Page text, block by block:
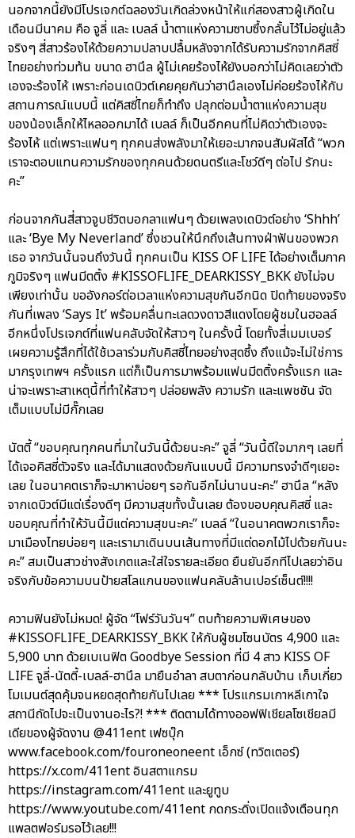
นอกจากนี้ยังมีโปรเจกต์ฉลองวันเกิดล่วงหน้าให้แก่สองสาวผู้เกิดใน
เดือนมีนาคม คือ จูลี่ และ เบลล์ น้ำตาแห่งความซาบซึ้งกลั้นไว้ไม่อยู่แล้ว
จริงๆ สี่สาวร้องไห้ด้วยความปลาบปลื้มหลังจากได้รับความรักจากคิสซี่
ไทยอย่างท่วมท้น ขนาด ฮานึล ผู้ไม่เคยร้องไห้ยังบอกว่าไม่คิดเลยว่าตัว
เองจะร้องไห้ เพราะก่อนเดบิวต์เคยคุยกันว่าฮานึลเองไม่ค่อยร้องไห้กับ
สถานการณ์แบบนี้ แต่คิสซี่ไทยก็ทำถึง ปลุกต่อมน้ำตาแห่งความสุข
ของน้องเล็กให้ไหลออกมาได้ เบลล์ ก็เป็นอีกคนที่ไม่คิดว่าตัวเองจะ
ร้องไห้ แต่เพราะแฟนๆ ทุกคนส่งพลังมาให้เยอะมากจนสัมผัสได้ “พวก
เราจะตอบแทนความรักของทุกคนด้วยดนตรีและโชว์ดีๆ ต่อไป รักนะ
คะ”
ก่อนจากกันสี่สาวจูบชีวิตบอกลาแฟนๆ ด้วยเพลงเดบิวต์อย่าง ‘Shhh’
และ ‘Bye My Neverland’ ซึ่งชวนให้นึกถึงเส้นทางฝ่าฟันของพวก
เธอ จากวันนั้นจนถึงวันนี้ ทุกคนเป็น KISS OF LIFE ได้อย่างเต็มภาค
ภูมิจริงๆ แฟนมีตติ้ง #KISSOFLIFE_DEARKISSY_BKK ยังไม่จบ
เพียงเท่านั้น ขออังกอร์ต่อเวลาแห่งความสุขกันอีกนิด ปิดท้ายของจริง
กันที่เพลง ‘Says It’ พร้อมคลื่นทะเลดวงดาวสีแดงโดยผู้ชมในฮอลล์
อีกหนึ่งโปรเจกต์ที่แฟนคลับจัดให้สาวๆ ในครั้งนี้ โดยทั้งสี่เมมเบอร์
เผยความรู้สึกที่ได้ใช้เวลาร่วมกับคิสซี่ไทยอย่างสุดซึ้ง ถึงแม้จะไม่ใช่การ
มากรุงเทพฯ ครั้งแรก แต่ก็เป็นการมาพร้อมแฟนมีตติ้งครั้งแรก และ
น่าจะเพราะสาเหตุนี้ที่ทำให้สาวๆ ปล่อยพลัง ความรัก และแพชชัน จัด
เต็มแบบไม่มีกั๊กเลย
นัตตี้ “ขอบคุณทุกคนที่มาในวันนี้ด้วยนะคะ” จูลี่ “วันนี้ดีใจมากๆ เลยที่
ได้เจอคิสซี่ตัวจริง และได้มาแสดงด้วยกันแบบนี้ มีความทรงจำดีๆเยอะ
เลย ในอนาคตเราก็จะมาหาบ่อยๆ รอกันอีกไม่นานนะคะ” ฮานึล “หลัง
จากเดบิวต์มีแต่เรื่องดีๆ มีความสุขทั้งนั้นเลย ต้องขอบคุณคิสซี่ และ
ขอบคุณที่ทำให้วันนี้มีแต่ความสุขนะคะ” เบลล์ “ในอนาคตพวกเราก็จะ
มาเมืองไทยบ่อยๆ และเรามาเดินบนเส้นทางที่มีแต่ดอกไม้ไปด้วยกันนะ
คะ” สมเป็นสาวช่างสังเกตและใส่ใจรายละเอียด ยืนยันอีกทีไปเลยว่าอิน
จริงกับข้อความบนป้ายสโลแกนของแฟนคลับล้านเปอร์เซ็นต์!!!!
ความฟินยังไม่หมด! ผู้จัด “โฟร์วันวันฯ” ตบท้ายความพิเศษของ
#KISSOFLIFE_DEARKISSY_BKK ให้กับผู้ชมโซนบัตร 4,900 และ
5,900 บาท ด้วยเบเนฟิต Goodbye Session ที่มี 4 สาว KISS OF
LIFE จูลี่-นัตตี้-เบลล์-ฮานึล มายืนอำลา สบตาก่อนกลับบ้าน เก็บเกี่ยว
โมเมนต์สุดคุ้มจนหยดสุดท้ายกันไปเลย *** โปรแกรมเกาหลีเกาใจ
สถานีถัดไปจะเป็นงานอะไร?! *** ติดตามได้ทางออฟฟิเชียลโซเชียลมี
เดียของผู้จัดงาน @411ent เฟซบุ๊ก
www.facebook.com/fouroneoneent เอ็กซ์ (ทวิตเตอร์)
https://x.com/411ent อินสตาแกรม
https://instagram.com/411ent และยูทูบ
https://www.youtube.com/411ent กดกระดิ่งเปิดแจ้งเตือนทุก
แพลตฟอร์มรอไว้เลย!!!